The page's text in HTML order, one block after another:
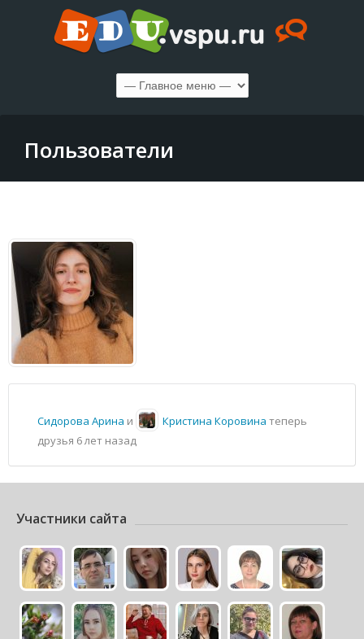
Пользователи
Сидорова Арина и Кристина Коровина теперь
друзья 6 лет назад
Участники сайта